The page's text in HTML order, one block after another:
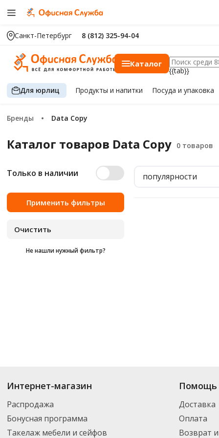
Санкт-Петербург 8 (812) 325-94-04
Каталог
{{tab}}
Для юрлиц Продуктыи напитки Посуда и упаковка
Бренды Data Copy
Каталог товаров Data Copy
Только в наличии
Не нашли нужный фильтр?
популярности
Купить
. В ассортименте интернет-
нужный товар и добавить его в корзину для дальнейшего
транспортной компанией DPD. Для постоянных клиентов - скидка,
Интернет-магазин
Распродажа
Бонусная программа
Такелаж мебели и сейфов
Помощь
Доставка
Оплата
Возврат